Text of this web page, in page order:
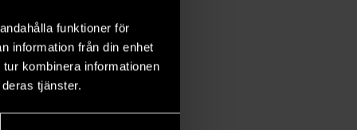
funktioner för
information från din enhet
kombinera informationen
tjänster.
Awad
kr